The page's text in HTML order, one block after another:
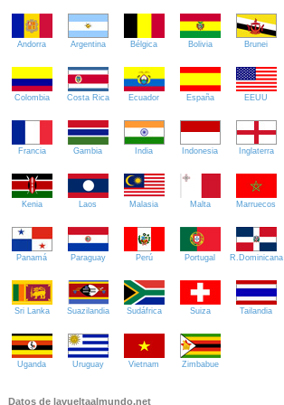
Andorra Argentina Bélgica Bolivia Brunei
Colombia Costa Rica Ecuador España EEUU
Francia Gambia India Indonesia Inglaterra
Kenia Laos Malasia Malta Marruecos
Panamá Paraguay Perú Portugal R.Dominicana
Sri Lanka Suazilandia Sudáfrica Suiza Tailandia
Uganda Uruguay Vietnam Zimbabue
Datos de lavueltaalmundo.net